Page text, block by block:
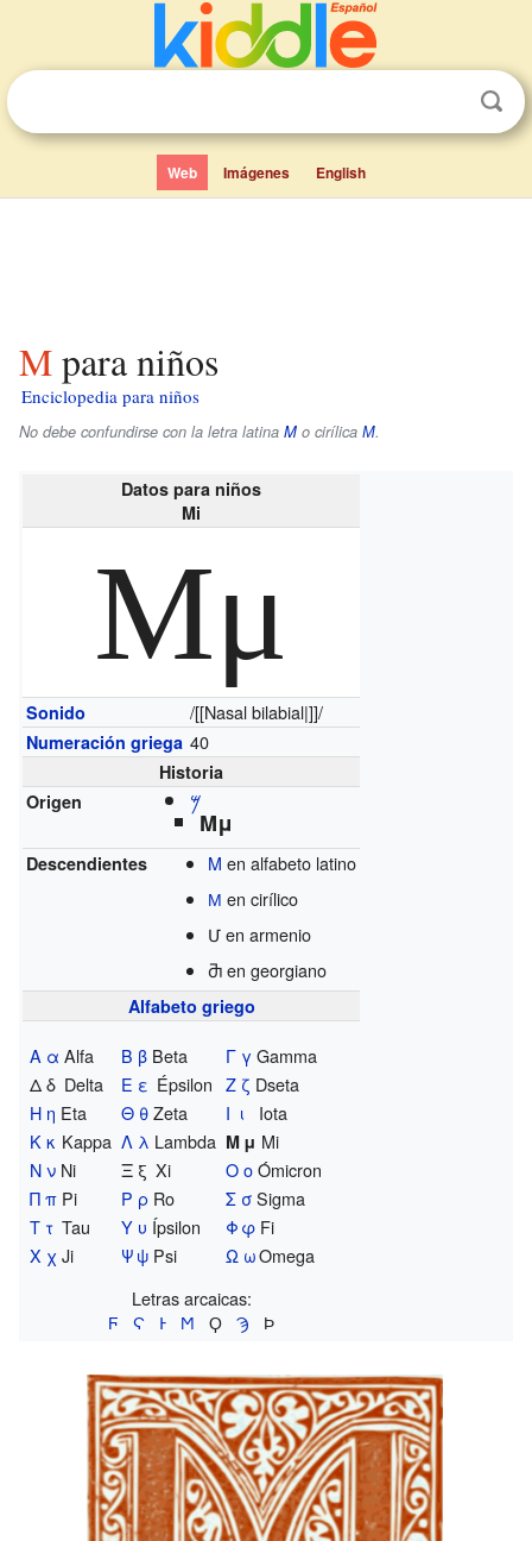
Web Imágenes English
Μ para niños
Enciclopedia para niños
No debe confundirse con la letra latina M o cirílica М.
Datos para niños
Mi
Μμ
Sonido /[[Nasal bilabial|]]/
Numeración griega 40
Historia
Origen
𐤌
Μμ
Descendientes M en alfabeto latino
М en cirílico
Մ en armenio
Ⴋ en georgiano
Alfabeto griego
Α α Alfa Β β Beta Γ γ Gamma
Δ δ Delta Ε ε Épsilon Ζ ζ Dseta
Η η Eta Θ θZeta Ι ι
Iota
Κ κ Kappa Λ λ Lambda Μ μ Mi
Ν ν Ni Ξ ξ Xi Ο οÓmicron
Π π Pi Ρ ρ Ro Σ σSigma
Τ τ Tau Υ υ Ípsilon Φ φ Fi
Χ χ Ji Ψ ψ Psi Ω ωOmega
Letras arcaicas:
Ϝ
Ϛ Ͱ Ϻ Ϙ Ϡ Ϸ